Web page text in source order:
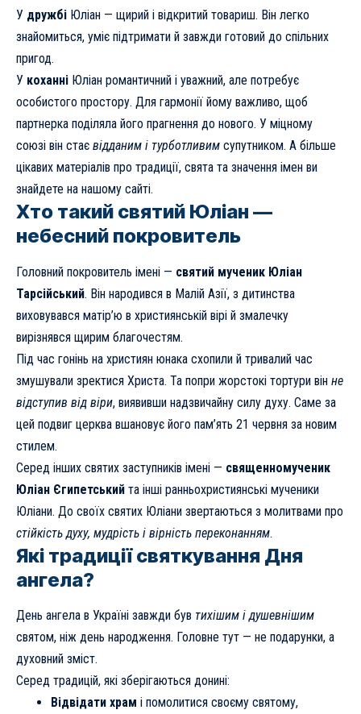
У дружбі Юліан — щирий і відкритий товариш. Він легко
знайомиться, уміє підтримати й завжди готовий до спільних
пригод.
У коханні Юліан романтичний і уважний, але потребує
особистого простору. Для гармонії йому важливо, щоб
партнерка поділяла його прагнення до нового. У міцному
союзі він стає відданим і турботливим супутником. А більше
цікавих матеріалів про традиції, свята та значення імен ви
знайдете на нашому сайті.
Хто такий святий Юліан —
небесний покровитель
Головний покровитель імені — святий мученик Юліан
Тарсійський. Він народився в Малій Азії, з дитинства
виховувався матір’ю в християнській вірі й змалечку
вирізнявся щирим благочестям.
Під час гонінь на християн юнака схопили й тривалий час
змушували зректися Христа. Та попри жорстокі тортури він не
відступив від віри, виявивши надзвичайну силу духу. Саме за
цей подвиг церква вшановує його пам’ять 21 червня за новим
стилем.
Серед інших святих заступників імені — священномученик
Юліан Єгипетський та інші ранньохристиянські мученики
Юліани. До своїх святих Юліани звертаються з молитвами про
стійкість духу, мудрість і вірність переконанням.
Які традиції святкування Дня
ангела?
День ангела в Україні завжди був тихішим і душевнішим
святом, ніж день народження. Головне тут — не подарунки, а
духовний зміст.
Серед традицій, які зберігаються донині:
Відвідати храм і помолитися своєму святому,